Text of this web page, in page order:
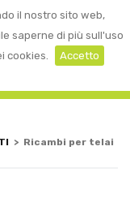
il nostro sito web,
saperne di più sull'uso
cookies.
Accetto
0
> Ricambi per telai